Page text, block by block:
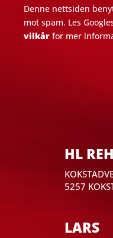
Denne nettsiden
mot spam. Les
vilkår for mer
HL
5257
LARS